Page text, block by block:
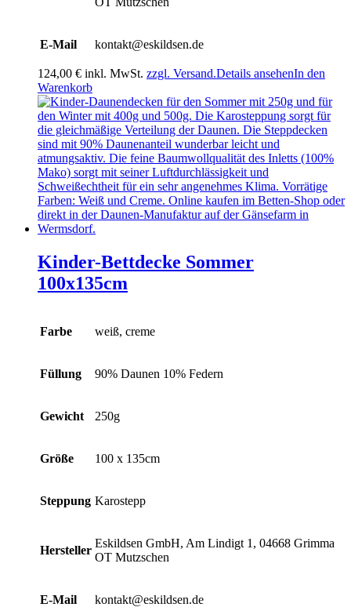
E-Mail kontakt@eskildsen.de
124,00 € inkl. MwSt. zzgl. Versand.Details ansehenIn den
Warenkorb
Kinder-Bettdecke Sommer
100x135cm
Farbe weiß, creme
Füllung 90% Daunen 10% Federn
Gewicht 250g
Größe 100 x 135cm
Steppung Karostepp
Hersteller
Eskildsen GmbH, Am Lindigt 1, 04668 Grimma
OT Mutzschen
E-Mail kontakt@eskildsen.de